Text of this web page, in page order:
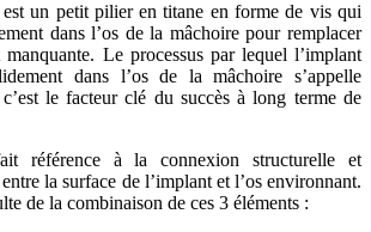
un petit pilier en titane en forme de vis qui
dans l’os de la mâchoire pour remplacer
Le processus par lequel l’implant
dans l’os de la mâchoire s’appelle
le facteur clé du succès à long terme de
référence à la connexion structurelle et
la surface de l’implant et l’os environnant.
de la combinaison de ces 3 éléments :